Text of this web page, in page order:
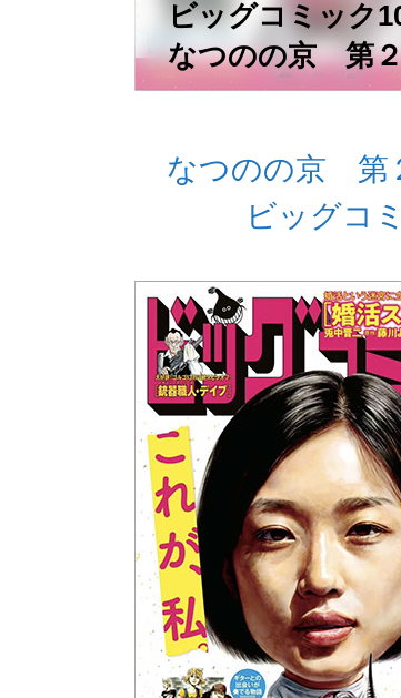
ビッグコミック
なつのの京 第２
なつのの京 第
ビッグコ